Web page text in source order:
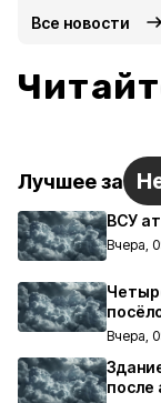
Все новости
Лучшее за
ВСУ
Вчера,
Вчера,
после